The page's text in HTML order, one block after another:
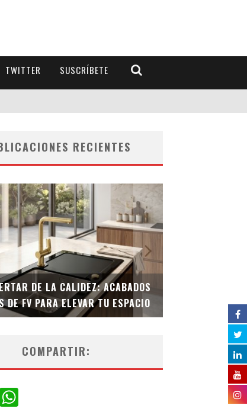
TWITTER SUSCRÍBETE
RECIENTES
DE LA CALIDEZ: ACABADOS
DE FV PARA ELEVAR TU ESPACIO
EL INODORO
COMPARTIR:
Twitter